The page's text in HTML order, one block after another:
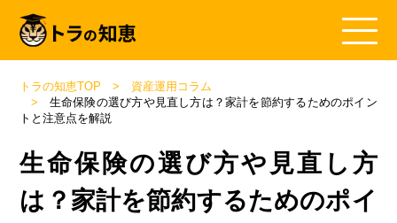
トラの知恵TOP
資産運用コラム
生命保険の選び方や見直し方は？家計を節約するためのポイン
トと注意点を解説
生命保険の選び方や見直し方
は？家計を節約するためのポイ